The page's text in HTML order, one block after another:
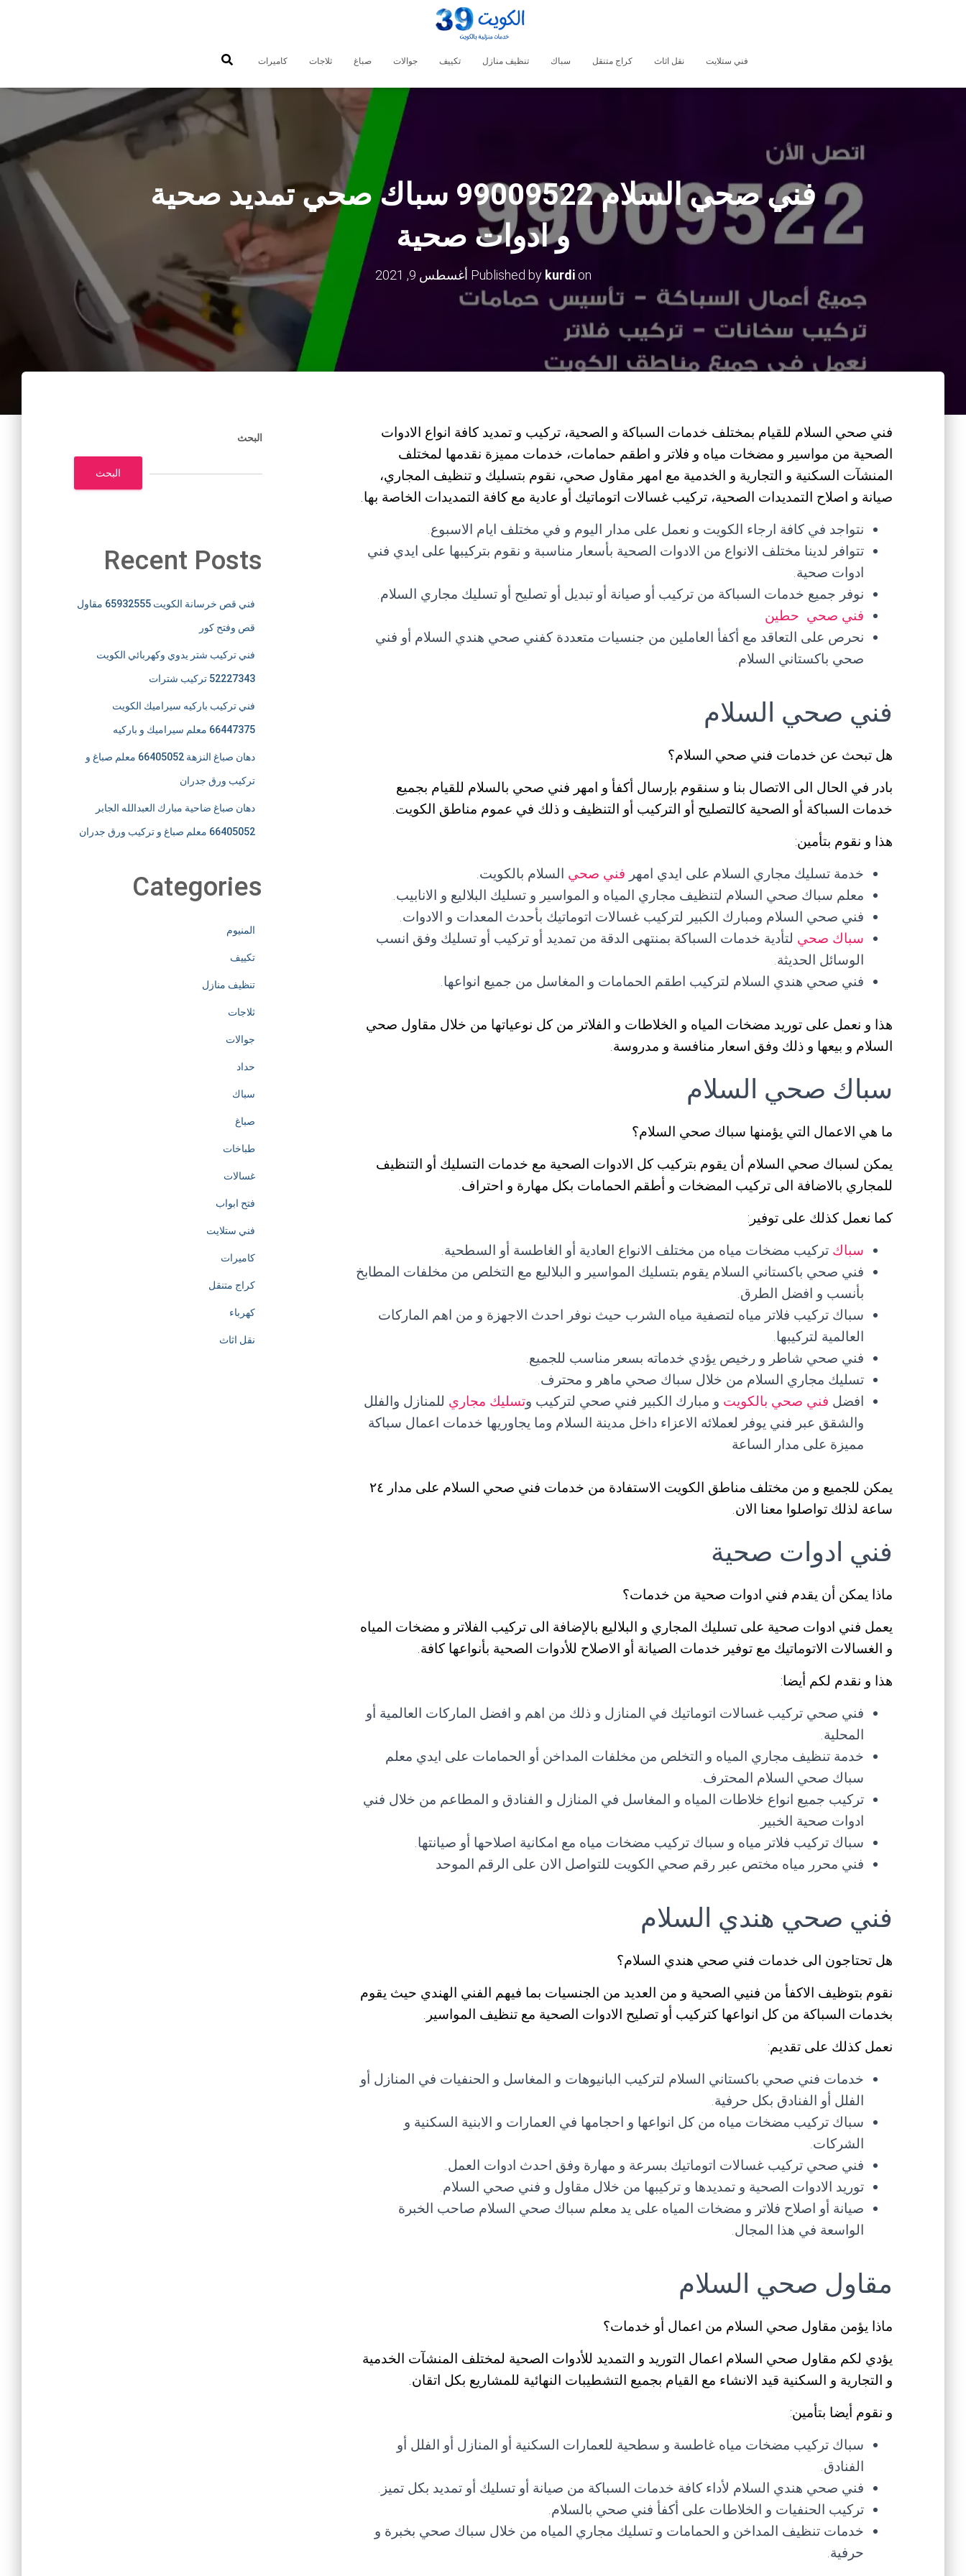
فني ستلايت نقل اثاث كراج متنقل سباك تنظيف منازل تكييف جوالات صباغ ثلاجات كاميرات
فني صحي السلام 99009522 سباك صحي تمديد صحية
و ادوات صحية
Published by kurdion أغسطس 9, 2021
فني صحي السلام للقيام بمختلف خدمات السباكة و الصحية، تركيب و تمديد كافة انواع الادوات
الصحية من مواسير و مضخات مياه و فلاتر و اطقم حمامات، خدمات مميزة نقدمها لمختلف
المنشآت السكنية و التجارية و الخدمية مع امهر مقاول صحي، نقوم بتسليك و تنظيف المجاري،
صيانة و اصلاح التمديدات الصحية، تركيب غسالات اتوماتيك أو عادية مع كافة التمديدات الخاصة بها.
نتواجد في كافة ارجاء الكويت و نعمل على مدار اليوم و في مختلف ايام الاسبوع.
تتوافر لدينا مختلف الانواع من الادوات الصحية بأسعار مناسبة و نقوم بتركيبها على ايدي فني
ادوات صحية.
نوفر جميع خدمات السباكة من تركيب أو صيانة أو تبديل أو تصليح أو تسليك مجاري السلام.
فني صحي حطين
نحرص على التعاقد مع أكفأ العاملين من جنسيات متعددة كفني صحي هندي السلام أو فني
صحي باكستاني السلام.
فني صحي السلام
هل تبحث عن خدمات فني صحي السلام؟
بادر في الحال الى الاتصال بنا و سنقوم بإرسال أكفأ و امهر فني صحي بالسلام للقيام بجميع
خدمات السباكة أو الصحية كالتصليح أو التركيب أو التنظيف و ذلك في عموم مناطق الكويت.
هذا و نقوم بتأمين:
خدمة تسليك مجاري السلام على ايدي امهر فني صحي السلام بالكويت.
معلم سباك صحي السلام لتنظيف مجاري المياه و المواسير و تسليك البلاليع و الانابيب.
فني صحي السلام ومبارك الكبير لتركيب غسالات اتوماتيك بأحدث المعدات و الادوات.
سباك صحي لتأدية خدمات السباكة بمنتهى الدقة من تمديد أو تركيب أو تسليك وفق انسب
الوسائل الحديثة.
فني صحي هندي السلام لتركيب اطقم الحمامات و المغاسل من جميع انواعها.
هذا و نعمل على توريد مضخات المياه و الخلاطات و الفلاتر من كل نوعياتها من خلال مقاول صحي
السلام و بيعها و ذلك وفق اسعار منافسة و مدروسة.
سباك صحي السلام
ما هي الاعمال التي يؤمنها سباك صحي السلام؟
يمكن لسباك صحي السلام أن يقوم بتركيب كل الادوات الصحية مع خدمات التسليك أو التنظيف
للمجاري بالاضافة الى تركيب المضخات و أطقم الحمامات بكل مهارة و احتراف.
كما نعمل كذلك على توفير:
سباك تركيب مضخات مياه من مختلف الانواع العادية أو الغاطسة أو السطحية.
فني صحي باكستاني السلام يقوم بتسليك المواسير و البلاليع مع التخلص من مخلفات المطابخ
بأنسب و افضل الطرق.
سباك تركيب فلاتر مياه لتصفية مياه الشرب حيث نوفر احدث الاجهزة و من اهم الماركات
العالمية لتركيبها.
فني صحي شاطر و رخيص يؤدي خدماته بسعر مناسب للجميع.
تسليك مجاري السلام من خلال سباك صحي ماهر و محترف.
افضل فني صحي بالكويت و مبارك الكبير فني صحي لتركيب وتسليك مجاري للمنازل والفلل
والشقق عبر فني يوفر لعملائه الاعزاء داخل مدينة السلام وما يجاوريها خدمات اعمال سباكة
مميزة على مدار الساعة
يمكن للجميع و من مختلف مناطق الكويت الاستفادة من خدمات فني صحي السلام على مدار ٢٤
ساعة لذلك تواصلوا معنا الان.
فني ادوات صحية
ماذا يمكن أن يقدم فني ادوات صحية من خدمات؟
يعمل فني ادوات صحية على تسليك المجاري و البلاليع بالإضافة الى تركيب الفلاتر و مضخات المياه
و الغسالات الاتوماتيك مع توفير خدمات الصيانة أو الاصلاح للأدوات الصحية بأنواعها كافة.
هذا و نقدم لكم أيضا:
فني صحي تركيب غسالات اتوماتيك في المنازل و ذلك من اهم و افضل الماركات العالمية أو
المحلية.
خدمة تنظيف مجاري المياه و التخلص من مخلفات المداخن أو الحمامات على ايدي معلم
سباك صحي السلام المحترف.
تركيب جميع انواع خلاطات المياه و المغاسل في المنازل و الفنادق و المطاعم من خلال فني
ادوات صحية الخبير.
سباك تركيب فلاتر مياه و سباك تركيب مضخات مياه مع امكانية اصلاحها أو صيانتها.
فني محرر مياه مختص عبر رقم صحي الكويت للتواصل الان على الرقم الموحد
فني صحي هندي السلام
هل تحتاجون الى خدمات فني صحي هندي السلام؟
نقوم بتوظيف الاكفأ من فنيي الصحية و من العديد من الجنسيات بما فيهم الفني الهندي حيث يقوم
بخدمات السباكة من كل انواعها كتركيب أو تصليح الادوات الصحية مع تنظيف المواسير.
نعمل كذلك على تقديم:
خدمات فني صحي باكستاني السلام لتركيب البانيوهات و المغاسل و الحنفيات في المنازل أو
الفلل أو الفنادق بكل حرفية.
سباك تركيب مضخات مياه من كل انواعها و احجامها في العمارات و الابنية السكنية و
الشركات.
فني صحي تركيب غسالات اتوماتيك بسرعة و مهارة وفق احدث ادوات العمل.
توريد الادوات الصحية و تمديدها و تركيبها من خلال مقاول و فني صحي السلام.
صيانة أو اصلاح فلاتر و مضخات المياه على يد معلم سباك صحي السلام صاحب الخبرة
الواسعة في هذا المجال.
مقاول صحي السلام
ماذا يؤمن مقاول صحي السلام من اعمال أو خدمات؟
يؤدي لكم مقاول صحي السلام اعمال التوريد و التمديد للأدوات الصحية لمختلف المنشآت الخدمية
و التجارية و السكنية قيد الانشاء مع القيام بجميع التشطيبات النهائية للمشاريع بكل اتقان.
و نقوم أيضا بتأمين:
سباك تركيب مضخات مياه غاطسة و سطحية للعمارات السكنية أو المنازل أو الفلل أو
الفنادق.
فني صحي هندي السلام لأداء كافة خدمات السباكة من صيانة أو تسليك أو تمديد بكل تميز.
تركيب الحنفيات و الخلاطات على أكفأ فني صحي بالسلام.
خدمات تنظيف المداخن و الحمامات و تسليك مجاري المياه من خلال سباك صحي بخبرة و
حرفية.
البحث
البحث
Recent Posts
فني قص خرسانة الكويت 65932555 مقاول
قص وفتح كور
فني تركيب شتر يدوي وكهربائي الكويت
52227343 تركيب شترات
فني تركيب باركيه سيراميك الكويت
66447375 معلم سيراميك و باركيه
دهان صباغ النزهة 66405052 معلم صباغ و
تركيب ورق جدران
دهان صباغ ضاحية مبارك العبدالله الجابر
66405052 معلم صباغ و تركيب ورق جدران
Categories
المنيوم
تكييف
تنظيف منازل
ثلاجات
جوالات
حداد
سباك
صباغ
طباخات
غسالات
فتح ابواب
فني ستلايت
كاميرات
كراج متنقل
كهرباء
نقل اثاث